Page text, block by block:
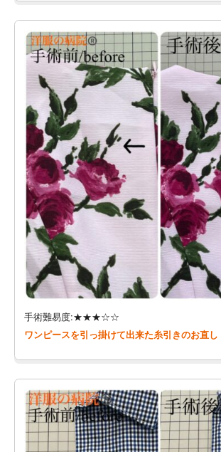
手術難易度:★★★☆☆
ワンピースを引っ掛けて出来た糸引きのお直し